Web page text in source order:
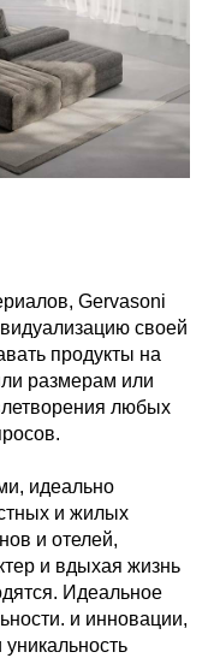
Gervasoni
своей
продукты на
размерам или
любых
идеально
и жилых
и отелей,
и вдыхая жизнь
Идеальное
и инновации,